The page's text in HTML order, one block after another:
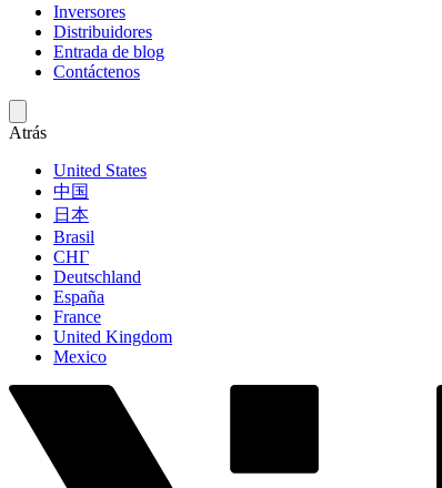
Inversores
Distribuidores
Entrada de blog
Contáctenos
Atrás
United States
中国
日本
Brasil
СНГ
Deutschland
España
France
United Kingdom
Mexico